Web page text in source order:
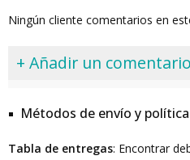
Ningún cliente comentarios en
+ Añadir un comentario
Métodos de envío y
Tabla de entregas: Encontrar